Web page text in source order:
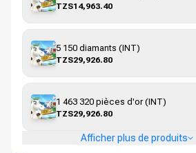
TZS14,963.40
5 150 diamants (INT)
TZS29,926.80
1 463 320 pièces d'or (INT)
TZS29,926.80
Afficher plus de produits